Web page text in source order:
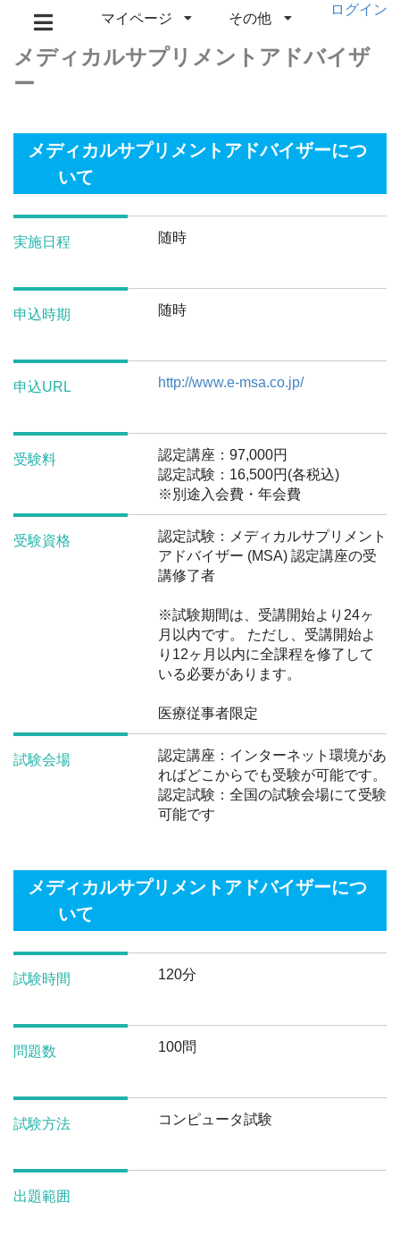
マイページ その他
ログイン
メディカルサプリメントアドバイザ
ー
メディカルサプリメントアドバイザーにつ
いて
実施日程 随時
申込時期 随時
申込URL http://www.e-msa.co.jp/
受験料
認定講座：97,000円
認定試験：16,500円(各税込)
※別途入会費・年会費
受験資格
認定試験：メディカルサプリメント
アドバイザー (MSA) 認定講座の受
講修了者
※試験期間は、受講開始より24ヶ
月以内です。 ただし、受講開始よ
り12ヶ月以内に全課程を修了して
いる必要があります。
医療従事者限定
試験会場
認定講座：インターネット環境があ
ればどこからでも受験が可能です。
認定試験：全国の試験会場にて受験
可能です
メディカルサプリメントアドバイザーにつ
いて
試験時間 120分
問題数 100問
試験方法 コンピュータ試験
出題範囲